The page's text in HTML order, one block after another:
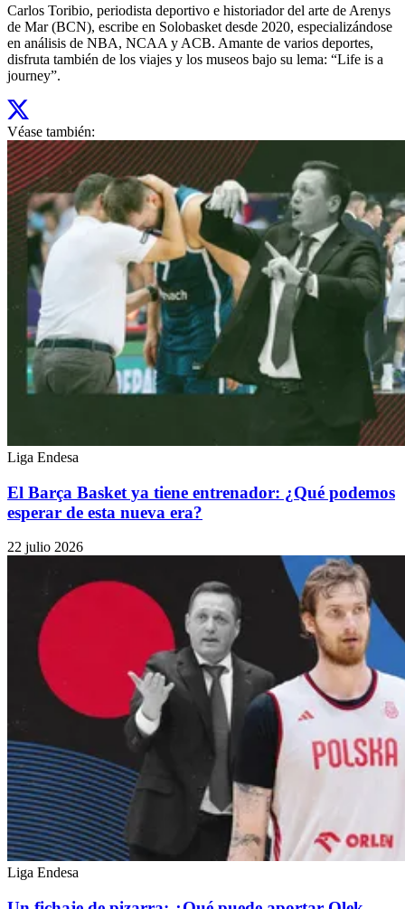
Carlos Toribio, periodista deportivo e historiador del arte de Arenys
de Mar (BCN), escribe en Solobasket desde 2020, especializándose
en análisis de NBA, NCAA y ACB. Amante de varios deportes,
disfruta también de los viajes y los museos bajo su lema: “Life is a
journey”.
Véase también:
Liga Endesa
El Barça Basket ya tiene entrenador: ¿Qué podemos
esperar de esta nueva era?
22 julio 2026
Liga Endesa